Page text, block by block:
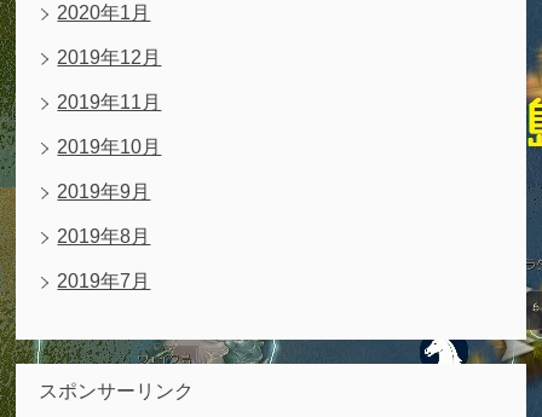
2020年1月
2019年12月
2019年11月
2019年10月
2019年9月
2019年8月
2019年7月
スポンサーリンク